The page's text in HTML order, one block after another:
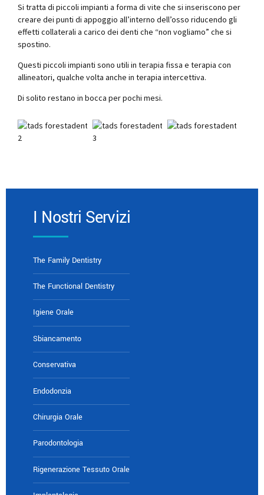
Si tratta di piccoli impianti a forma di vite che si inseriscono per
creare dei punti di appoggio all’interno dell’osso riducendo gli
effetti collaterali a carico dei denti che “non vogliamo” che si
spostino.
Questi piccoli impianti sono utili in terapia fissa e terapia con
allineatori, qualche volta anche in terapia intercettiva.
Di solito restano in bocca per pochi mesi.
I Nostri Servizi
The Family Dentistry
The Functional Dentistry
Igiene Orale
Sbiancamento
Conservativa
Endodonzia
Chirurgia Orale
Parodontologia
Rigenerazione Tessuto Orale